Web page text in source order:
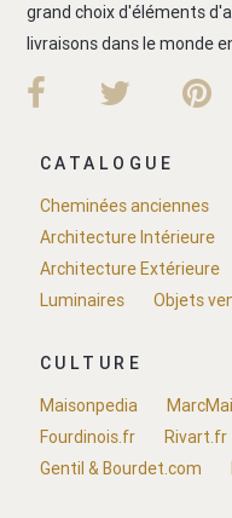
grand choix d'éléments
livraisons dans le monde
CATALOGUE
Cheminées anciennes
Architecture Intérieure
Architecture Extérieure
Luminaires
Objets
CULTURE
Maisonpedia
Fourdinois.fr
Rivart.fr
Gentil & Bourdet.com